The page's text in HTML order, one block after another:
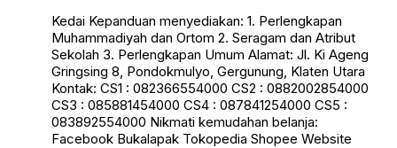
Kedai Kepanduan menyediakan: 1. Perlengkapan
Muhammadiyah dan Ortom 2. Seragam dan Atribut
Sekolah 3. Perlengkapan Umum Alamat: Jl. Ki Ageng
Gringsing 8, Pondokmulyo, Gergunung, Klaten Utara
Kontak: CS1 : 082366554000 CS2 : 0882002854000
CS3 : 085881454000 CS4 : 087841254000 CS5 :
083892554000 Nikmati kemudahan belanja:
Facebook Bukalapak Tokopedia Shopee Website